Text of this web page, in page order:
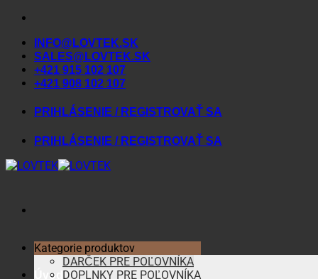
Skip
contentINFO@LOVTEK.SK
SALES@LOVTEK.SK
+421 915 102 107
+421 908 102 107
PRIHLÁSENIE / REGISTROVAŤ SA
PRIHLÁSENIE / REGISTROVAŤ SA
Úvod
Kategorie produktov
DARČEK PRE POĽOVNÍKA
DOPLNKY PRE POĽOVNÍKA